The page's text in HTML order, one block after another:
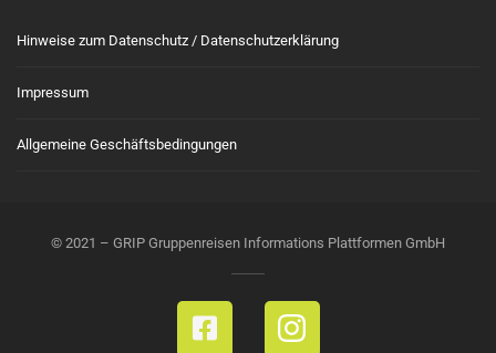
Hinweise zum Datenschutz / Datenschutzerklärung
Impressum
Allgemeine Geschäftsbedingungen
© 2021 – GRIP Gruppenreisen Informations Plattformen GmbH